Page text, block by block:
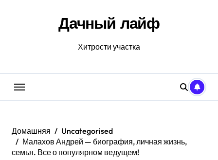
Дачный лайф
Хитрости участка
Домашняя
Uncategorised
Малахов Андрей — биография, личная жизнь,
семья. Все о популярном ведущем!